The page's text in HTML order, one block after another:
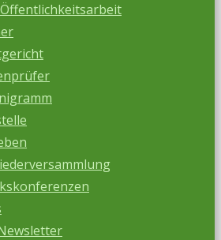
Öffentlichkeitsarbeit